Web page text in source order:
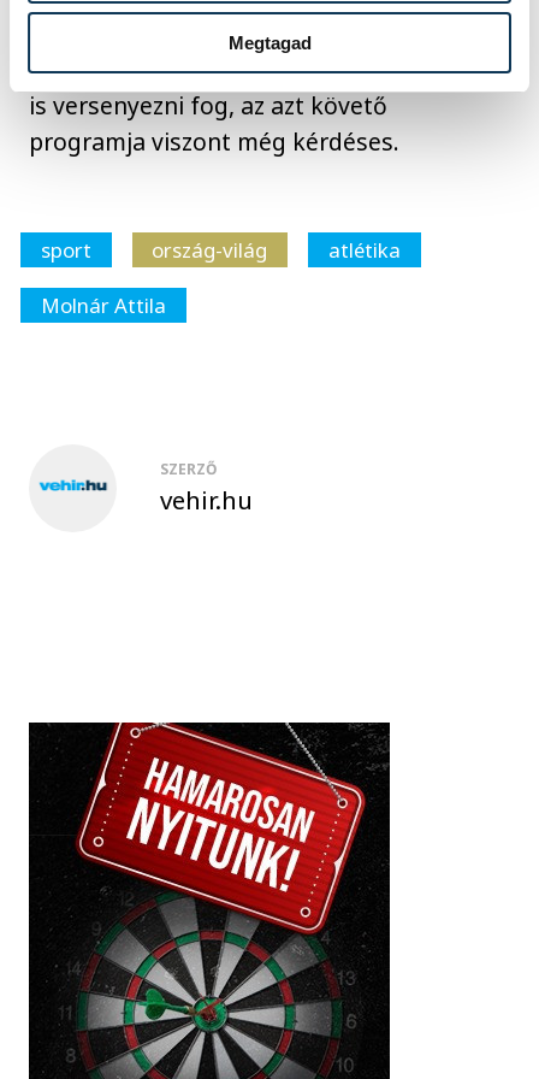
Megtagad
szerint legközelebb vasárnap, Metzben áll
rajthoz, majd a hónap végén Apeldoornban
is versenyezni fog, az azt követő
programja viszont még kérdéses.
sport ország-világ
atlétika
Molnár Attila
SZERZŐ
vehir.hu